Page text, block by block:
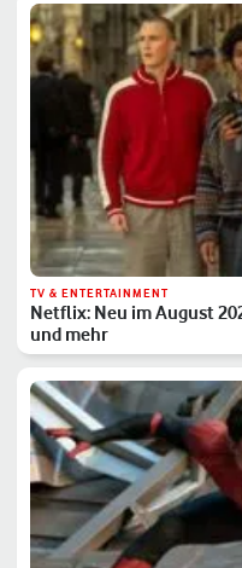
TV & ENTERTAINMENT
Netflix: Neu im August
und mehr